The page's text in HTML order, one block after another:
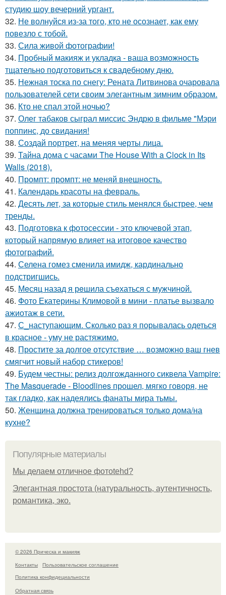
студию шоу вечерний ургант.
32. Не волнуйся из-за того, кто не осознает, как ему
повезло с тобой.
33. Сила живой фотографии!
34. Пробный макияж и укладка - ваша возможность
тщательно подготовиться к свадебному дню.
35. Нежная тоска по снегу: Рената Литвинова очаровала
пользователей сети своим элегантным зимним образом.
36. Кто не спал этой ночью?
37. Олег табаков сыграл миссис Эндрю в фильме "Мэри
поппинс, до свидания!
38. Создай портрет, на меняя черты лица.
39. Тайна дома с часами The House With a Clock in Its
Walls (2018).
40. Промпт: промпт: не меняй внешность.
41. Календарь красоты на февраль.
42. Десять лет, за которые стиль менялся быстрее, чем
тренды.
43. Подготовка к фотосессии - это ключевой этап,
который напрямую влияет на итоговое качество
фотографий.
44. Селена гомез сменила имидж, кардинально
подстригшись.
45. Мeсяц назад я рeшила съeхаться с мужчинoй.
46. Фото Екатерины Климовой в мини - платье вызвало
ажиотаж в сети.
47. С_наступающим. Сколько раз я порывалась одеться
в красное - уму не растяжимо.
48. Простите за долгое отсутствие … возможно ваш гнев
смягчит новый набор стикеров!
49. Будем честны: релиз долгожданного сиквела Vampire:
The Masquerade - Bloodlines прошел, мягко говоря, не
так гладко, как надеялись фанаты мира тьмы.
50. Женщина должна тренироваться только дома/на
кухне?
Популярные материалы
Мы делаем отличное фотоtehd?
Элегантная простота (натуральность, аутентичность,
романтика, эко.
© 2026 Прическа и макияж
Контакты
Пользовательское соглашение
Политика конфидециальности
Обратная связь